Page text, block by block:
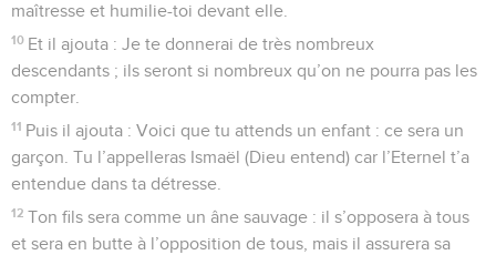
maîtresse et humilie-toi devant elle.
10 Et il ajouta : Je te donnerai de très nombreux
descendants ; ils seront si nombreux qu’on ne pourra pas les
compter.
11 Puis il ajouta : Voici que tu attends un enfant : ce sera un
garçon. Tu l’appelleras Ismaël (Dieu entend) car l’Eternel t’a
entendue dans ta détresse.
12 Ton fils sera comme un âne sauvage : il s’opposera à tous
et sera en butte à l’opposition de tous, mais il assurera sa